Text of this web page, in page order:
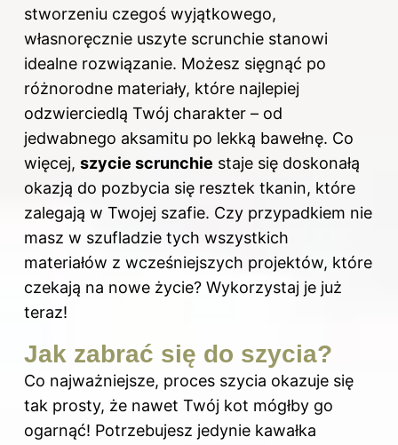
stworzeniu czegoś wyjątkowego,
własnoręcznie uszyte scrunchie stanowi
idealne rozwiązanie. Możesz sięgnąć po
różnorodne materiały, które najlepiej
odzwierciedlą Twój charakter – od
jedwabnego aksamitu po lekką bawełnę. Co
więcej, szycie scrunchie staje się doskonałą
okazją do pozbycia się resztek tkanin, które
zalegają w Twojej szafie. Czy przypadkiem nie
masz w szufladzie tych wszystkich
materiałów z wcześniejszych projektów, które
czekają na nowe życie? Wykorzystaj je już
teraz!
Jak zabrać się do szycia?
Co najważniejsze, proces szycia okazuje się
tak prosty, że nawet Twój kot mógłby go
ogarnąć! Potrzebujesz jedynie kawałka